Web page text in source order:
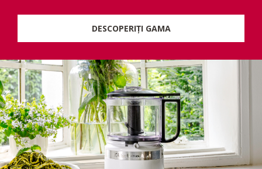
DESCOPERIȚI GAMA